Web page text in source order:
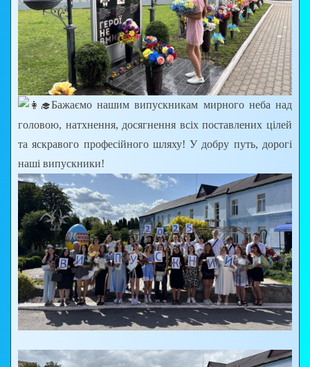
Бажаємо нашим випускникам мирного неба над
головою, натхнення, досягнення всіх поставлених цілей
та яскравого професійного шляху! У добру путь, дорогі
наші випускники!